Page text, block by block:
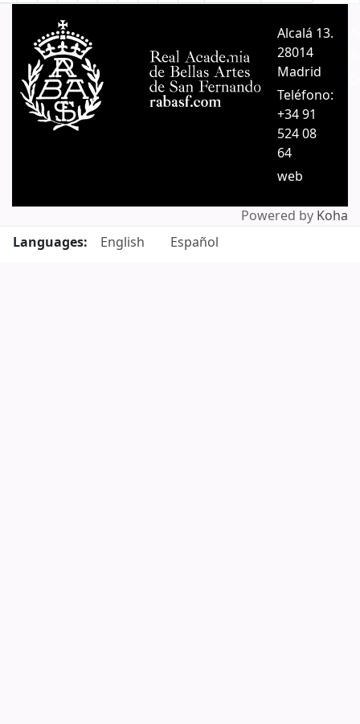
Alcalá 13.
28014
Madrid
Teléfono:
+34 91
524 08
64
web
Powered by Koha
Languages:
English Español